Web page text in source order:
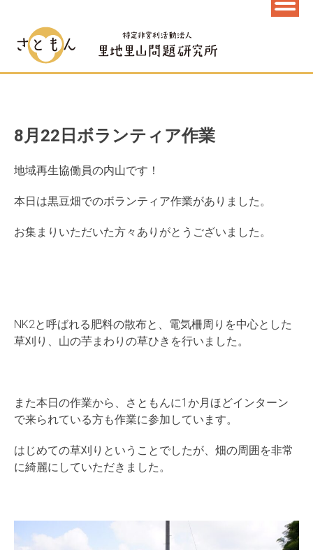
8月22日ボランティア作業
地域再生協働員の内山です！
本日は黒豆畑でのボランティア作業がありました。
お集まりいただいた方々ありがとうございました。
NK2と呼ばれる肥料の散布と、電気柵周りを中心とした
草刈り、山の芋まわりの草ひきを行いました。
また本日の作業から、さともんに1か月ほどインターン
で来られている方も作業に参加しています。
はじめての草刈りということでしたが、畑の周囲を非常
に綺麗にしていただきました。